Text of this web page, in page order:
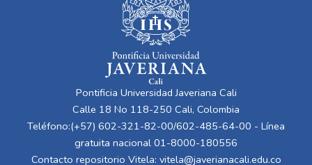
Pontificia Universidad Javeriana Cali
Calle 18 No 118-250 Cali, Colombia
Teléfono:(+57) 602-321-82-00/602-485-64-00 - Línea
gratuita nacional 01-8000-180556
Contacto repositorio Vitela: vitela@javerianacali.edu.co